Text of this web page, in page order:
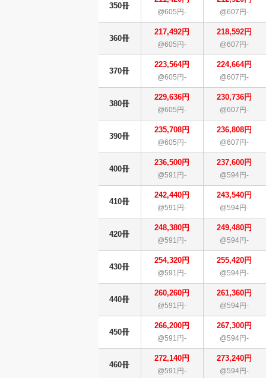
350冊
@605円- @607円-
360冊
217,492円
@605円-
218,592円
@607円-
370冊
223,564円
@605円-
224,664円
@607円-
380冊
229,636円
@605円-
230,736円
@607円-
390冊
235,708円
@605円-
236,808円
@607円-
400冊
236,500円
@591円-
237,600円
@594円-
410冊
242,440円
@591円-
243,540円
@594円-
420冊
248,380円
@591円-
249,480円
@594円-
430冊
254,320円
@591円-
255,420円
@594円-
440冊
260,260円
@591円-
261,360円
@594円-
450冊
266,200円
@591円-
267,300円
@594円-
460冊
272,140円
@591円-
273,240円
@594円-